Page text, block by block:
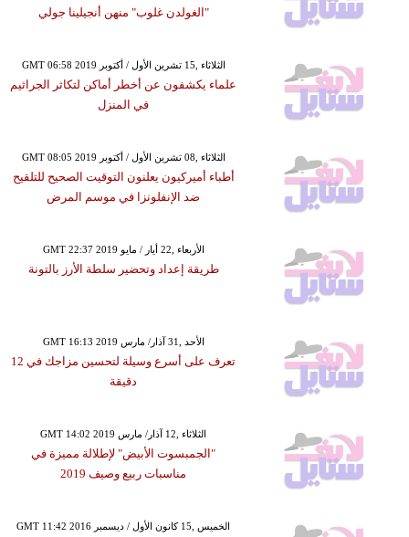
"الغولدن غلوب" منهن أنجيلينا جولي
GMT 06:58 2019 الثلاثاء ,15 تشرين الأول / أكتوبر
علماء يكشفون عن أخطر أماكن لتكاثر الجراثيم
في المنزل
GMT 08:05 2019 الثلاثاء ,08 تشرين الأول / أكتوبر
أطباء أميركيون يعلنون التوقيت الصحيح للتلقيح
ضد الإنفلونزا في موسم المرض
GMT 22:37 2019 الأربعاء ,22 أيار / مايو
طريقة إعداد وتحضير سلطة الأرز بالتونة
GMT 16:13 2019 الأحد ,31 آذار/ مارس
تعرف على أسرع وسيلة لتحسين مزاجك في 12
دقيقة
GMT 14:02 2019 الثلاثاء ,12 آذار/ مارس
"الجمبسوت الأبيض" لإطلالة مميزة في
مناسبات ربيع وصيف 2019
GMT 11:42 2016 الخميس ,15 كانون الأول / ديسمبر